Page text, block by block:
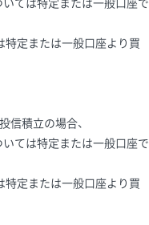
ては特定または一般口座で
特定または一般口座より買
信積立の場合、
ては特定または一般口座で
特定または一般口座より買